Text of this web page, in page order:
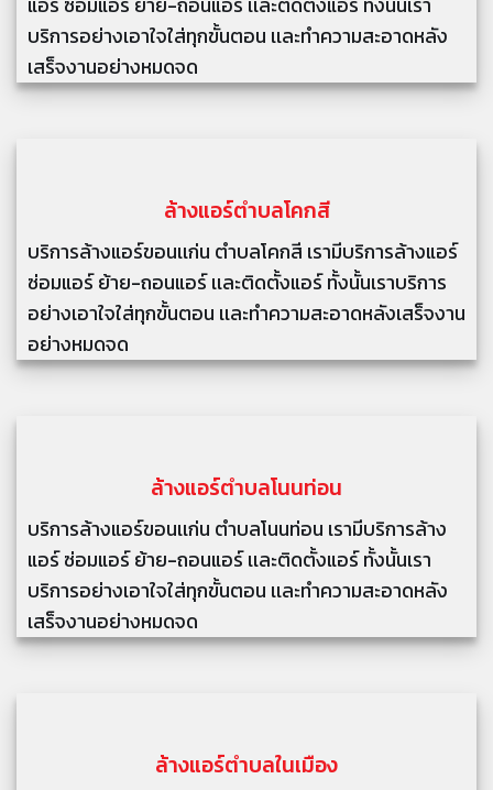
แอร์ ซ่อมแอร์ ย้าย-ถอนแอร์ เเละติดตั้งแอร์ ทั้งนั้นเรา
บริการอย่างเอาใจใส่ทุกขั้นตอน เเละทำความสะอาดหลัง
เสร็จงานอย่างหมดจด
ล้างแอร์ตำบลโคกสี
บริการล้างแอร์ขอนเเก่น ตำบลโคกสี เรามีบริการล้างแอร์
ซ่อมแอร์ ย้าย-ถอนแอร์ เเละติดตั้งแอร์ ทั้งนั้นเราบริการ
อย่างเอาใจใส่ทุกขั้นตอน เเละทำความสะอาดหลังเสร็จงาน
อย่างหมดจด
ล้างแอร์ตำบลโนนท่อน
บริการล้างแอร์ขอนเเก่น ตำบลโนนท่อน เรามีบริการล้าง
แอร์ ซ่อมแอร์ ย้าย-ถอนแอร์ เเละติดตั้งแอร์ ทั้งนั้นเรา
บริการอย่างเอาใจใส่ทุกขั้นตอน เเละทำความสะอาดหลัง
เสร็จงานอย่างหมดจด
ล้างแอร์ตำบลในเมือง